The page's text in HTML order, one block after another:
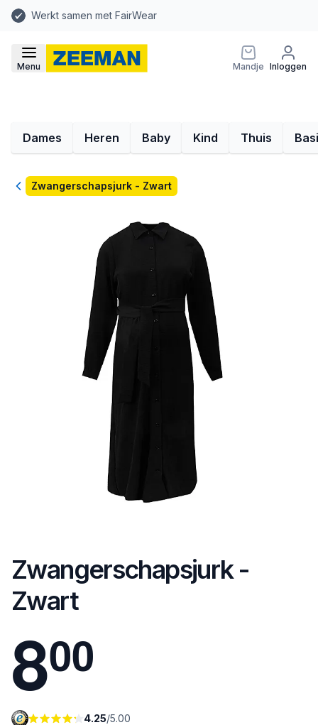
Werkt samen met FairWear
Menu Mandje Inloggen
Dames Heren Baby Kind Thuis
TerugZwangerschapsjurk - Zwart
Zwangerschapsjurk -
Zwart
800
4.25/5.00